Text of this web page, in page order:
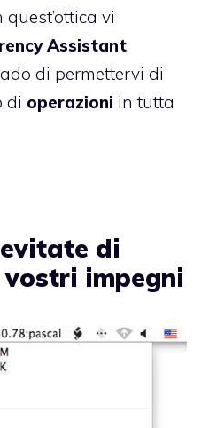
quest’ottica vi
Assistant,
di permettervi di
di operazioni in tutta
di
impegni